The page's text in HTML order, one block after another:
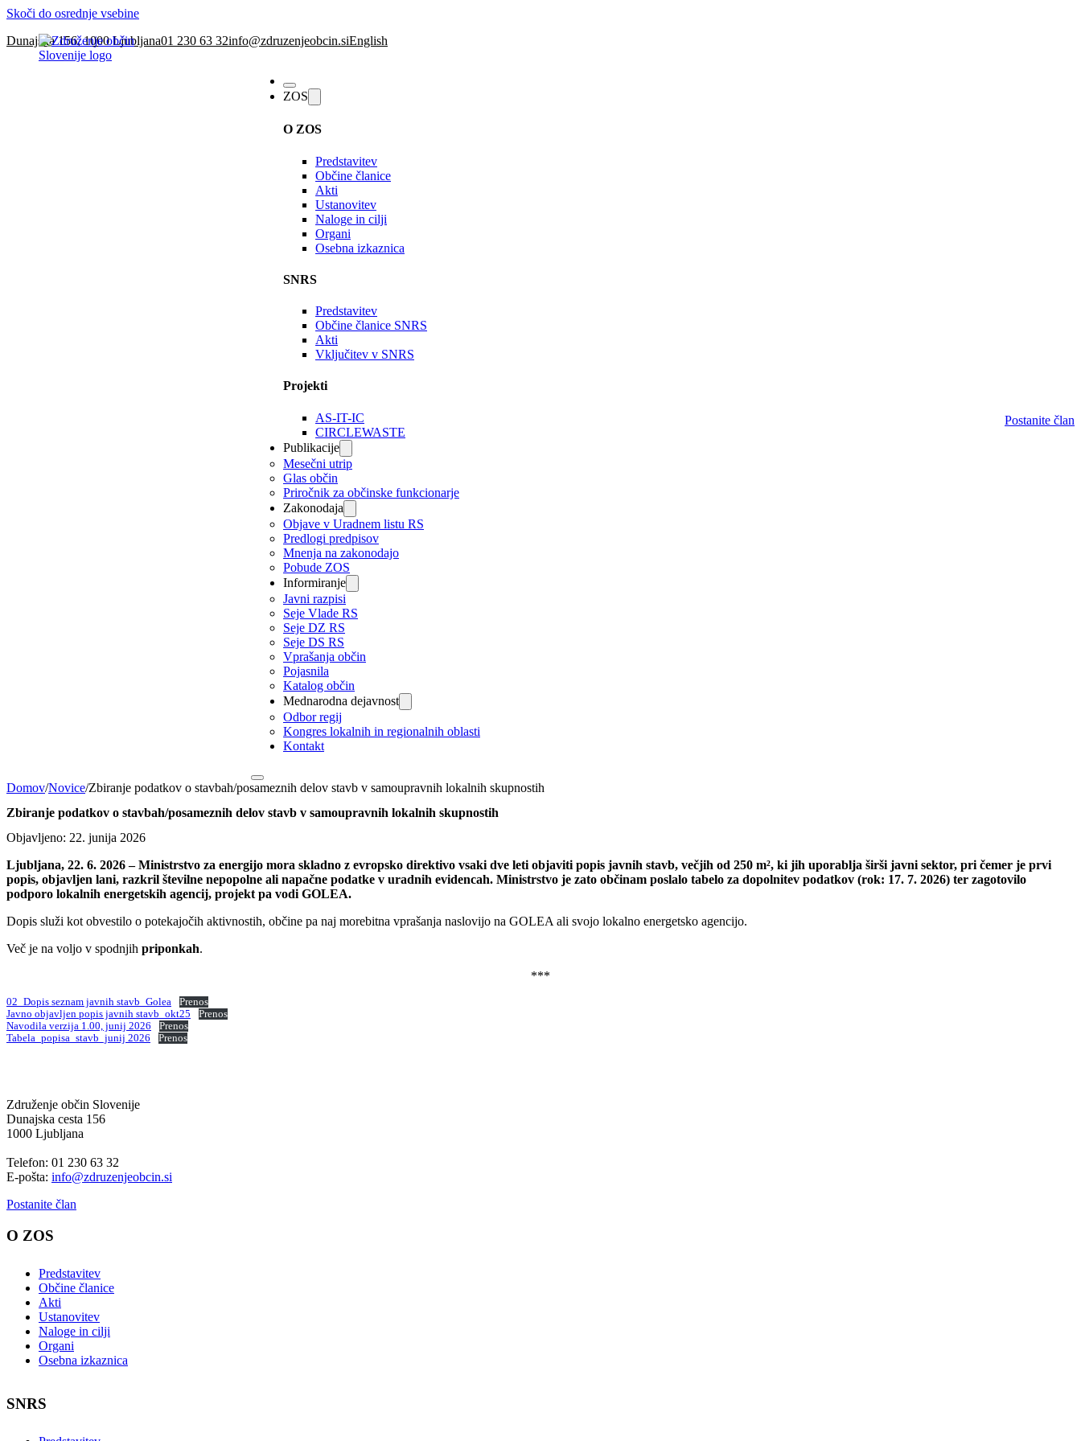
Skoči do osrednje vsebine
Dunajska 156, 1000 Ljubljana01 230 63 32info@zdruzenjeobcin.siEnglish
ZOS
O ZOS
Predstavitev
Občine članice
Akti
Ustanovitev
Naloge in cilji
Organi
Osebna izkaznica
SNRS
Predstavitev
Občine članice SNRS
Akti
Vključitev v SNRS
Projekti
AS-IT-IC
CIRCLEWASTE
Publikacije
Mesečni utrip
Glas občin
Priročnik za občinske funkcionarje
Zakonodaja
Objave v Uradnem listu RS
Predlogi predpisov
Mnenja na zakonodajo
Pobude ZOS
Informiranje
Javni razpisi
Seje Vlade RS
Seje DZ RS
Seje DS RS
Vprašanja občin
Pojasnila
Katalog občin
Mednarodna dejavnost
Odbor regij
Kongres lokalnih in regionalnih oblasti
Kontakt
Postanite član
Domov/Novice/Zbiranje podatkov o stavbah/posameznih delov stavb v samoupravnih lokalnih skupnostih
Zbiranje podatkov o stavbah/posameznih delov stavb v samoupravnih lokalnih skupnostih
Objavljeno: 22. junija 2026
Ljubljana, 22. 6. 2026 – Ministrstvo za energijo mora skladno z evropsko direktivo vsaki dve leti objaviti popis javnih stavb, večjih od 250 m², ki jih uporablja širši javni sektor, pri čemer je prvi
popis, objavljen lani, razkril številne nepopolne ali napačne podatke v uradnih evidencah. Ministrstvo je zato občinam poslalo tabelo za dopolnitev podatkov (rok: 17. 7. 2026) ter zagotovilo
podporo lokalnih energetskih agencij, projekt pa vodi GOLEA.
Dopis služi kot obvestilo o potekajočih aktivnostih, občine pa naj morebitna vprašanja naslovijo na GOLEA ali svojo lokalno energetsko agencijo.
Več je na voljo v spodnjih priponkah.
***
02_Dopis seznam javnih stavb_Golea
Prenos
Javno objavljen popis javnih stavb_okt25
Prenos
Navodila verzija 1.00, junij 2026
Prenos
Tabela_popisa_stavb_junij 2026
Prenos
Združenje občin Slovenije
Dunajska cesta 156
1000 Ljubljana
Telefon: 01 230 63 32
E-pošta: info@zdruzenjeobcin.si
Postanite član
O ZOS
Predstavitev
Občine članice
Akti
Ustanovitev
Naloge in cilji
Organi
Osebna izkaznica
SNRS